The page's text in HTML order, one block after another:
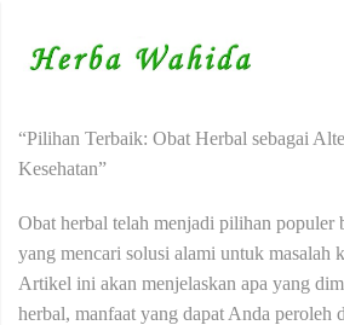
“Pilihan Terbaik: Obat Herbal sebagai
Kesehatan”
Obat herbal telah menjadi pilihan populer
yang mencari solusi alami untuk masalah
Artikel ini akan menjelaskan apa yang
herbal, manfaat yang dapat Anda peroleh